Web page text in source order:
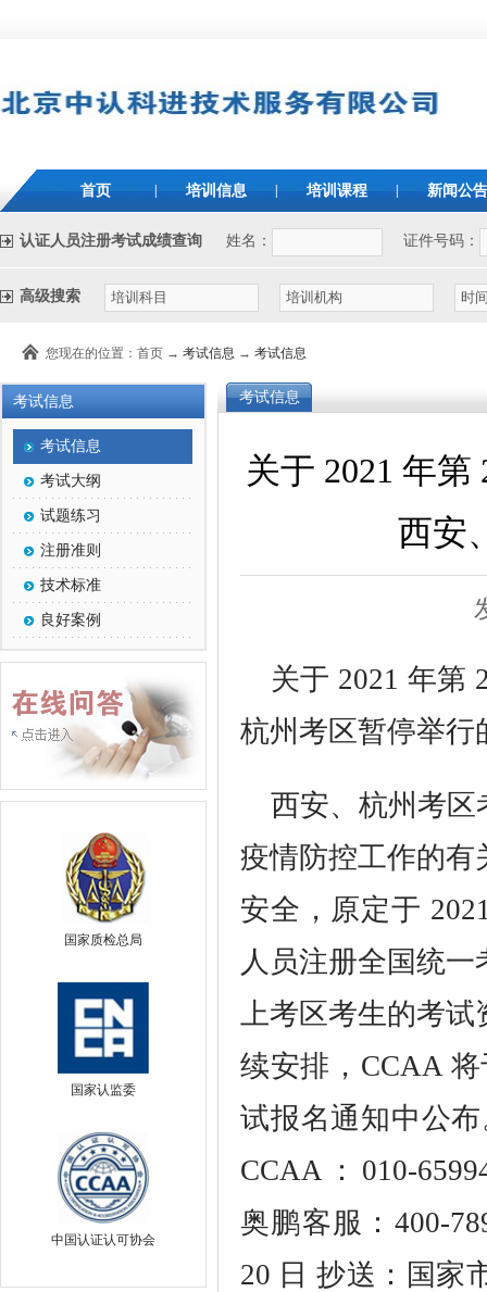
首页 培训信息 培训课程 新闻公告
认证人员注册考试成绩查询 姓名： 证件号码：
高级搜索
您现在的位置：首页 → 考试信息 → 考试信息
考试信息
考试信息
考试大纲
试题练习
注册准则
技术标准
良好案例
国家质检总局
国家认监委
中国认证认可协会
考试信息
关于 2021 年
西安
关于 2021 年第
杭州考区暂停举行
西安、杭州考区
疫情防控工作的有
安全，原定于
人员注册全国统
上考区考生的考试
续安排，CCAA
试报名通知中公
CCAA：010-
奥鹏客服：400-
20 日 抄送：国家